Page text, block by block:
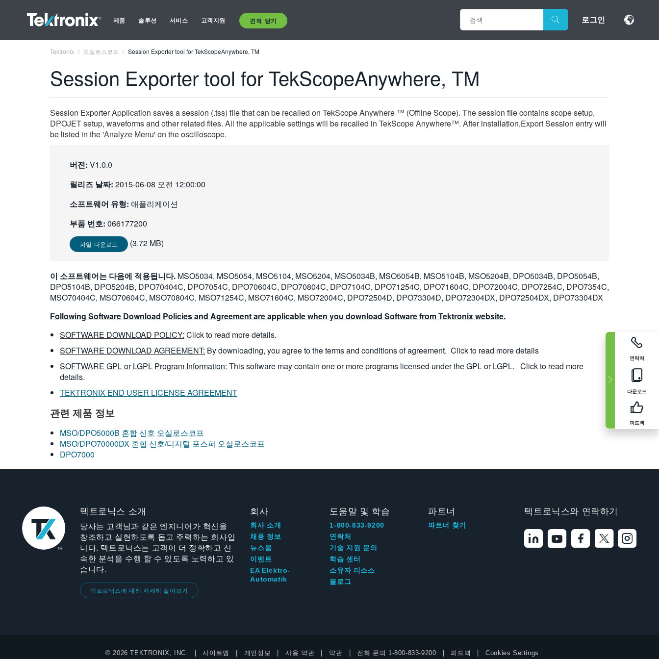
제품 솔루션 서비스 고객지원 견적 받기 로그인
연락처
다운로드
피드백
Tektronix 오실로스코프 Session Exporter tool for TekScopeAnywhere, TM
Session Exporter tool for TekScopeAnywhere, TM
Session Exporter Application saves a session (.tss) file that can be recalled on TekScope Anywhere ™ (Offline Scope). The session file contains scope setup,
DPOJET setup, waveforms and other related files. All the applicable settings will be recalled in TekScope Anywhere™. After installation,Export Session entry will
be listed in the 'Analyze Menu' on the oscilloscope.
버전: V1.0.0
릴리즈 날짜: 2015-06-08 오전 12:00:00
소프트웨어 유형: 애플리케이션
부품 번호: 066177200
파일 다운로드 (3.72 MB)
이 소프트웨어는 다음에 적용됩니다. MSO5034, MSO5054, MSO5104, MSO5204, MSO5034B, MSO5054B, MSO5104B, MSO5204B, DPO5034B, DPO5054B,
DPO5104B, DPO5204B, DPO70404C, DPO7054C, DPO70604C, DPO70804C, DPO7104C, DPO71254C, DPO71604C, DPO72004C, DPO7254C, DPO7354C,
MSO70404C, MSO70604C, MSO70804C, MSO71254C, MSO71604C, MSO72004C, DPO72504D, DPO73304D, DPO72304DX, DPO72504DX, DPO73304DX
Following Software Download Policies and Agreement are applicable when you download Software from Tektronix website.
SOFTWARE DOWNLOAD POLICY: Click to read more details.
SOFTWARE DOWNLOAD AGREEMENT: By downloading, you agree to the terms and conditions of agreement. Click to read more details
SOFTWARE GPL or LGPL Program Information: This software may contain one or more programs licensed under the GPL or LGPL. Click to read more
details.
TEKTRONIX END USER LICENSE AGREEMENT
관련 제품 정보
MSO/DPO5000B 혼합 신호 오실로스코프
MSO/DPO70000DX 혼합 신호/디지털 포스퍼 오실로스코프
DPO7000
텍트로닉스 소개
당사는 고객님과 같은 엔지니어가 혁신을
창조하고 실현하도록 돕고 주력하는 회사입
니다. 텍트로닉스는 고객이 더 정확하고 신
속한 분석을 수행 할 수 있도록 노력하고 있
습니다.
텍트로닉스에 대해 자세히 알아보기
회사
회사 소개
채용 정보
뉴스룸
이벤트
EA Elektro-
Automatik
도움말 및 학습
1-800-833-9200
연락처
기술 지원 문의
학습 센터
소유자 리소스
블로그
파트너
파트너 찾기
텍트로닉스와 연락하기
© 2026 TEKTRONIX, INC. 사이트맵 개인정보 사용 약관 약관 전화 문의 1-800-833-9200 피드백 Cookies Settings